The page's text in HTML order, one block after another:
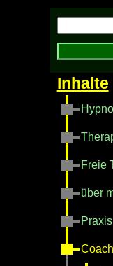
Freie
über
Praxis